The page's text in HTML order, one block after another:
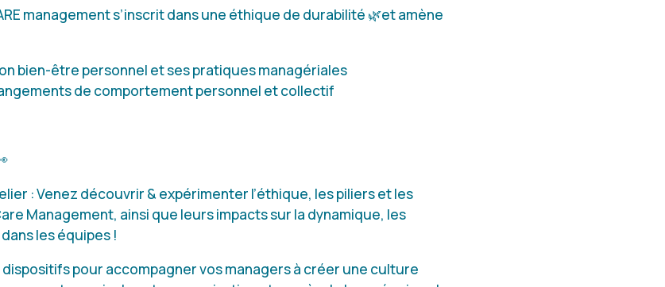
management s’inscrit dans une éthique de durabilité 🌿et amène
bien-être personnel et ses pratiques managériales
de comportement personnel et collectif
: Venez découvrir & expérimenter l’éthique, les piliers et les
Management, ainsi que leurs impacts sur la dynamique, les
les équipes !
pour accompagner vos managers à créer une culture